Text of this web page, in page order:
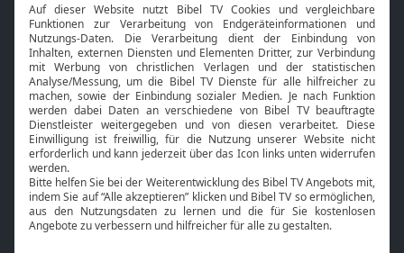
Neuigkeiten
Smart TV
HbbTV
Bibelthek Online-Bibel
Nächster Gottesdienst
Bibel TV
Über uns
Jobs
Service
Kontakt
TV-Empfang